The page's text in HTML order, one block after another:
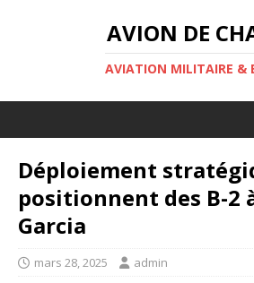
AVION DE
AVIATION MILITAIRE &
Déploiement
positionnent des B-2
Garcia
mars 28, 2025 admin